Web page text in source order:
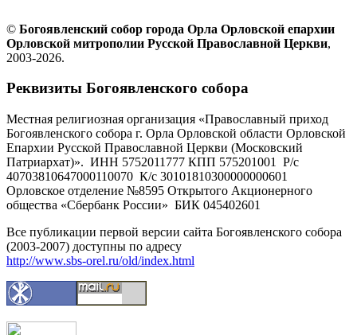
© Богоявленский собор города Орла Орловской епархии
Орловской митрополии Русской Православной Церкви,
2003-2026.
Реквизиты Богоявленского собора
Местная религиозная организация «Православный приход
Богоявленского собора г. Орла Орловской области Орловской
Епархии Русской Православной Церкви (Московский
Патриархат)». ИНН 5752011777 КПП 575201001 Р/с
40703810647000110070 К/с 30101810300000000601
Орловское отделение №8595 Открытого Акционерного
общества «Сбербанк России» БИК 045402601
Все публикации первой версии сайта Богоявленского собора
(2003-2007) доступны по адресу
http://www.sbs-orel.ru/old/index.html